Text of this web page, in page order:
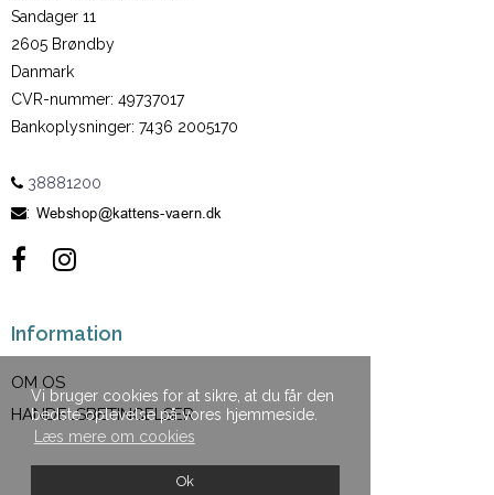
Vi bruger cookies for at sikre, at du får den
bedste oplevelse på vores hjemmeside.
Læs mere om cookies
Ok
Sandager 11
2605 Brøndby
Danmark
CVR-nummer: 49737017
Bankoplysninger: 7436 2005170
38881200
:
Information
OM OS
HANDELSBETINGELSER